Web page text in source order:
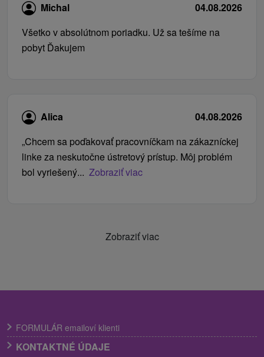
Michal
04.08.2026
Všetko v absolútnom poriadku. Už sa tešíme na
pobyt Ďakujem
Alica
04.08.2026
„Chcem sa poďakovať pracovníčkam na zákazníckej
linke za neskutočne ústretový prístup. Môj problém
bol vyriešený... Zobraziť viac
Zobraziť viac
FORMULÁR emailoví klienti
KONTAKTNÉ ÚDAJE